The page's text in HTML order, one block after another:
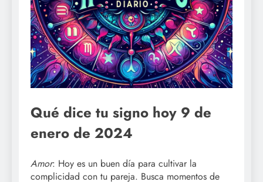
Qué dice tu signo hoy 9 de
enero de 2024
Amor: Hoy es un buen día para cultivar la
complicidad con tu pareja. Busca momentos de